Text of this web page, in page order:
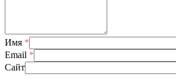
Имя *
Email *
Сайт